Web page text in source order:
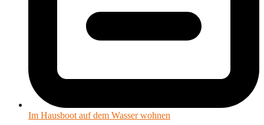
Im Hausboot auf dem Wasser wohnen